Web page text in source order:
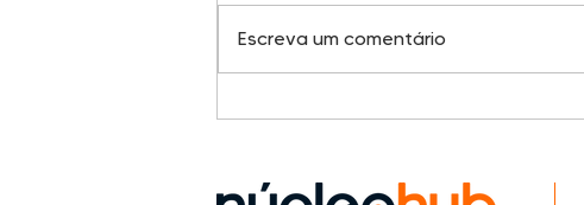
Escreva um comentário